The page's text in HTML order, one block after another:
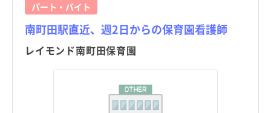
パート・バイト
南町田駅直近、週2日からの保育園看護師
レイモンド南町田保育園